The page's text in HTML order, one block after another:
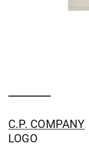
C.P. COMPANY
LOGO